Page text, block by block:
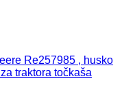
Re257985 , husko
traktora točkaša